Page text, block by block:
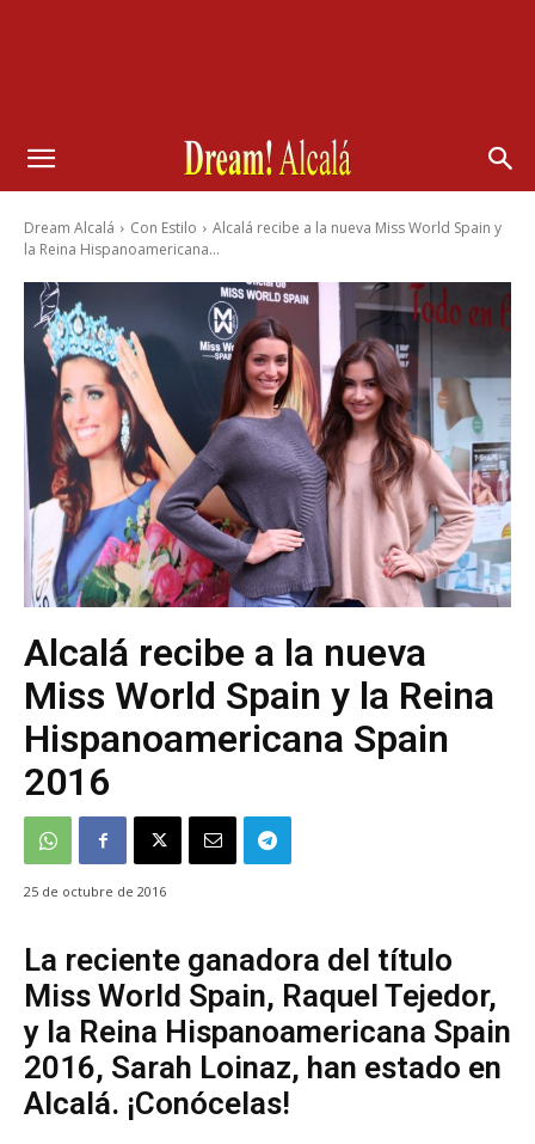
Dream Alcalá Con Estilo
Alcalá recibe a la nueva Miss World Spain y
la Reina Hispanoamericana...
Alcalá recibe a la nueva
Miss World Spain y la Reina
Hispanoamericana Spain
2016
25 de octubre de 2016
La reciente ganadora del título
Miss World Spain, Raquel Tejedor,
y la Reina Hispanoamericana Spain
2016, Sarah Loinaz, han estado en
Alcalá. ¡Conócelas!